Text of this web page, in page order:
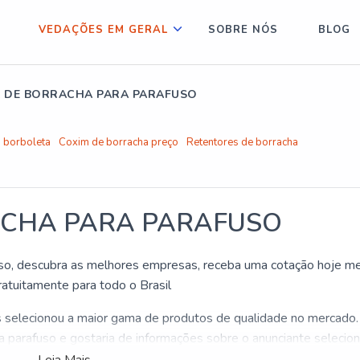
VEDAÇÕES EM GERAL SOBRE NÓS BLOG
DE BORRACHA PARA PARAFUSO
borboleta Coxim de borracha preço Retentores de borracha
PARA PARAFUSO
descubra as melhores empresas, receba uma cotação hoje
para todo o Brasil
a maior gama de produtos de qualidade no
e gostaria de informações sobre o anunciante